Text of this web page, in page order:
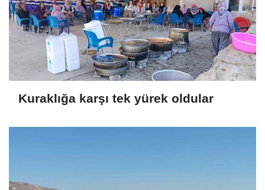
Kuraklığa karşı tek yürek oldular